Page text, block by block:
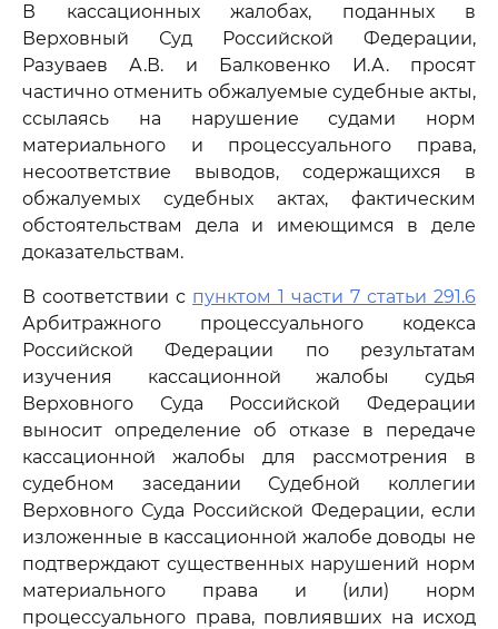
В кассационных жалобах, поданных в
Верховный Суд Российской Федерации,
Разуваев А.В. и Балковенко И.А. просят
частично отменить обжалуемые судебные акты,
ссылаясь на нарушение судами норм
материального и процессуального права,
несоответствие выводов, содержащихся в
обжалуемых судебных актах, фактическим
обстоятельствам дела и имеющимся в деле
доказательствам.
В соответствии с пунктом 1 части 7 статьи 291.6
Арбитражного процессуального кодекса
Российской Федерации по результатам
изучения кассационной жалобы судья
Верховного Суда Российской Федерации
выносит определение об отказе в передаче
кассационной жалобы для рассмотрения в
судебном заседании Судебной коллегии
Верховного Суда Российской Федерации, если
изложенные в кассационной жалобе доводы не
подтверждают существенных нарушений норм
материального права и (или) норм
процессуального права, повлиявших на исход